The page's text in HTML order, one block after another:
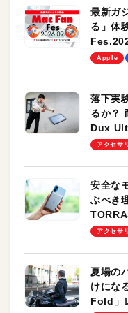
最新ガ
る」体
します
Apple
落下実
るか？
Dux
のモバ
アクセサリ
安全な
ぶべき
ーも
アクセサリ
夏場の
けにな
Fold」